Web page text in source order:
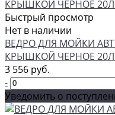
Быстрый просмотр
Нет в наличии
ВЕДРО ДЛЯ МОЙКИ
КРЫШКОЙ ЧЕРНОЕ 20Л
3 556 руб.
-
Уведомить о